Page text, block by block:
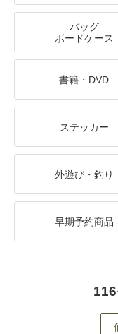
バッグ
ボードケース
書籍・DVD
ステッカー
外遊び・釣り
早期予約商品
116